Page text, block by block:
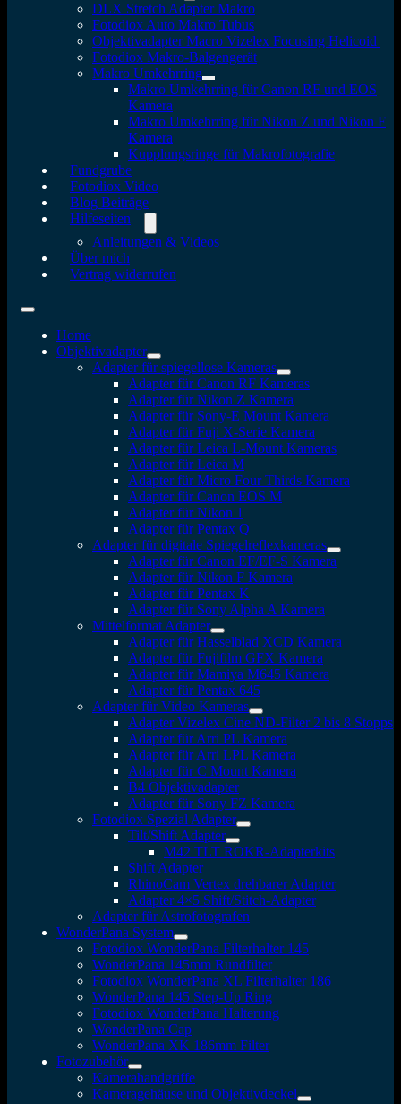
DLX Stretch Adapter Makro
Fotodiox Auto Makro Tubus
Objektivadapter Macro Vizelex Focusing Helicoid
Fotodiox Makro-Balgengerät
Makro Umkehrring
Makro Umkehrring für Canon RF und EOS
Kamera
Makro Umkehrring für Nikon Z und Nikon F
Kamera
Kupplungsringe für Makrofotografie
Fundgrube
Fotodiox Video
Blog Beiträge
Hilfeseiten
Anleitungen & Videos
Über mich
Vertrag widerrufen
Home
Objektivadapter
Adapter für spiegellose Kameras
Adapter für Canon RF Kameras
Adapter für Nikon Z Kamera
Adapter für Sony-E Mount Kamera
Adapter für Fuji X-Serie Kamera
Adapter für Leica L-Mount Kameras
Adapter für Leica M
Adapter für Micro Four Thirds Kamera
Adapter für Canon EOS M
Adapter für Nikon 1
Adapter für Pentax Q
Adapter für digitale Spiegelreflexkameras
Adapter für Canon EF/EF-S Kamera
Adapter für Nikon F Kamera
Adapter für Pentax K
Adapter für Sony Alpha A Kamera
Mittelformat Adapter
Adapter für Hasselblad XCD Kamera
Adapter für Fujifilm GFX Kamera
Adapter für Mamiya M645 Kamera
Adapter für Pentax 645
Adapter für Video Kameras
Adapter Vizelex Cine ND-Filter 2 bis 8 Stopps
Adapter für Arri PL Kamera
Adapter für Arri LPL Kamera
Adapter für C Mount Kamera
B4 Objektivadapter
Adapter für Sony FZ Kamera
Fotodiox Spezial Adapter
Tilt/Shift Adapter
M42 TLT ROKR-Adapterkits
Shift Adapter
RhinoCam Vertex drehbarer Adapter
Adapter 4×5 Shift/Stitch-Adapter
Adapter für Astrofotografen
WonderPana System
Fotodiox WonderPana Filterhalter 145
WonderPana 145mm Rundfilter
Fotodiox WonderPana XL Filterhalter 186
WonderPana 145 Step-Up Ring
Fotodiox WonderPana Halterung
WonderPana Cap
WonderPana XK 186mm Filter
Fotozubehör
Kamerahandgriffe
Kameragehäuse und Objektivdeckel